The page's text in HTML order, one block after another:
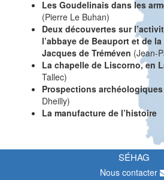
Les Goudelinais dans les
(Pierre Le Buhan)
Deux découvertes sur
l’abbaye de Beauport et de
Jacques de Tréméven (Jean-
La chapelle de Liscorno, en
Tallec)
Prospections
Dheilly)
La manufacture de l’histoire
SÉHAG
Nous contacter